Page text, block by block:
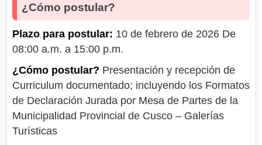
¿Cómo postular?
Plazo para postular: 10 de febrero de 2026 De
08:00 a.m. a 15:00 p.m.
¿Cómo postular? Presentación y recepción de
Curriculum documentado; incluyendo los Formatos
de Declaración Jurada por Mesa de Partes de la
Municipalidad Provincial de Cusco – Galerías
Turísticas